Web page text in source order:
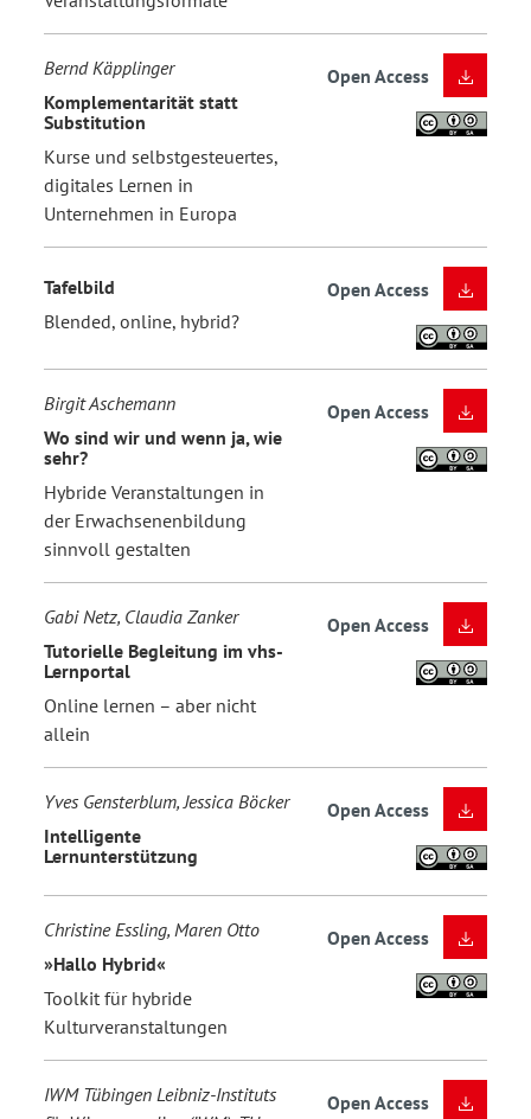
Bernd Käpplinger
Komplementarität statt
Substitution
Kurse und selbstgesteuertes,
digitales Lernen in
Unternehmen in Europa
Open Access
Tafelbild
Blended, online, hybrid?
Open Access
Birgit Aschemann
Wo sind wir und wenn ja, wie
sehr?
Hybride Veranstaltungen in
der Erwachsenenbildung
sinnvoll gestalten
Open Access
Gabi Netz, Claudia Zanker
Tutorielle Begleitung im vhs-
Lernportal
Online lernen – aber nicht
allein
Open Access
Yves Gensterblum, Jessica Böcker
Intelligente
Lernunterstützung
Open Access
Christine Essling, Maren Otto
»Hallo Hybrid«
Toolkit für hybride
Kulturveranstaltungen
Open Access
IWM Tübingen Leibniz-Instituts
Open Access